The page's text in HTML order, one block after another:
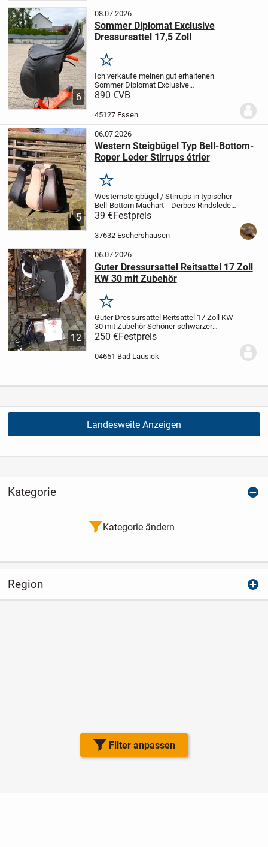
Filter anpassen
6
08.07.2026
Sommer Diplomat Exclusive
Dressursattel 17,5 Zoll
Merken
Ich verkaufe meinen gut erhaltenen
Sommer Diplomat Exclusive
Dressursattel in 17,5 Zoll.
gebrauchten Zustand. Das Leder wurde
890 €VB
45127 Essen
5
06.07.2026
Western Steigbügel Typ Bell-Bottom-
Roper Leder Stirrups étrier
Merken
Westernsteigbügel / Stirrups in typischer
Bell-Bottom Machart
Derbes Rindsleder
traditionell geschnürt. Die Stirrups sind so
gearbeitet, dass auch der Fuß eines
Mitteleuropäers samt Stiefel...
39 €Festpreis
37632 Eschershausen
12
06.07.2026
Guter Dressursattel Reitsattel 17 Zoll
KW 30 mit Zubehör
Merken
Guter Dressursattel Reitsattel 17 Zoll KW
30 mit ZubehörSchöner schwarzer
Dressursattel Sitzgröße 17 Zoll mit 30er
Kammerweite, mit selber wechselbarem
Kopfeisen, Hersteller Daslö bei Tattini,...
250 €Festpreis
04651 Bad Lausick
Landesweite Anzeigen
Kategorie
Kategorie ändern
Region